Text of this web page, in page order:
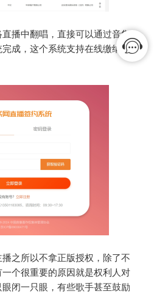
播中翻唱，直接可以通过音集
成，这个系统支持在线缴纳使
之所以不拿正版授权，除了不
个很重要的原因就是权利人对
闭一只眼，有些歌手甚至鼓励